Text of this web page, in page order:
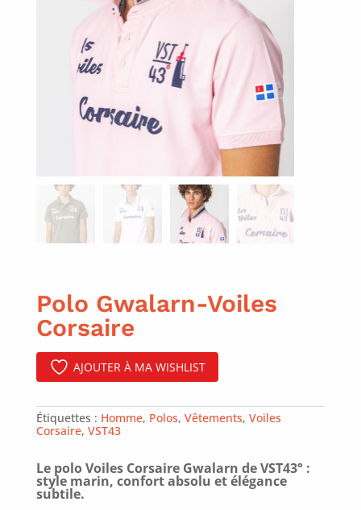
Polo Gwalarn-Voiles
Corsaire
AJOUTER À MA WISHLIST
Étiquettes : Homme, Polos, Vêtements, Voiles
Corsaire, VST43
Le polo Voiles Corsaire Gwalarn de VST43° :
style marin, confort absolu et élégance
subtile.